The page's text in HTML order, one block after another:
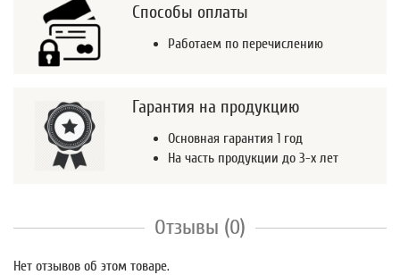
Способы оплаты
Работаем по перечислению
Гарантия на продукцию
Основная гарантия 1 год
На часть продукции до 3-х лет
Отзывы (0)
Нет отзывов об этом товаре.